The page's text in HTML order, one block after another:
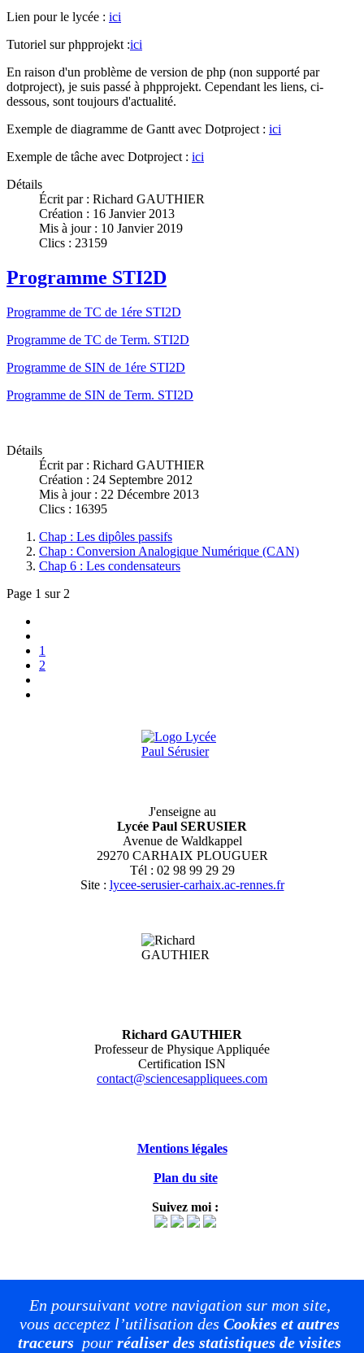
Lien pour le lycée : ici
Tutoriel sur phpprojekt :ici
En raison d'un problème de version de php (non supporté par
dotproject), je suis passé à phpprojekt. Cependant les liens, ci-
dessous, sont toujours d'actualité.
Exemple de diagramme de Gantt avec Dotproject : ici
Exemple de tâche avec Dotproject : ici
Détails
Écrit par : Richard GAUTHIER
Création : 16 Janvier 2013
Mis à jour : 10 Janvier 2019
Clics : 23159
Programme STI2D
Programme de TC de 1ére STI2D
Programme de TC de Term. STI2D
Programme de SIN de 1ére STI2D
Programme de SIN de Term. STI2D
Détails
Écrit par : Richard GAUTHIER
Création : 24 Septembre 2012
Mis à jour : 22 Décembre 2013
Clics : 16395
Chap : Les dipôles passifs
Chap : Conversion Analogique Numérique (CAN)
Chap 6 : Les condensateurs
Page 1 sur 2
1
2
J'enseigne au
Lycée Paul SERUSIER
Avenue de Waldkappel
29270 CARHAIX PLOUGUER
Tél : 02 98 99 29 29
Site : lycee-serusier-carhaix.ac-rennes.fr
Richard GAUTHIER
Professeur de Physique Appliquée
Certification ISN
contact@sciencesappliquees.com
Mentions légales
Plan du site
Suivez moi :
En poursuivant votre navigation sur mon site,
vous acceptez l’utilisation desCookies et autres
traceurs pourréaliser des statistiques de visites